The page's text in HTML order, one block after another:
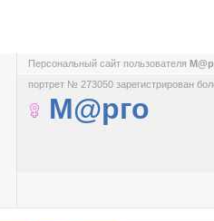
Персональный сайт пользователя
портрет № 273050 зарегистрирован
М@рго